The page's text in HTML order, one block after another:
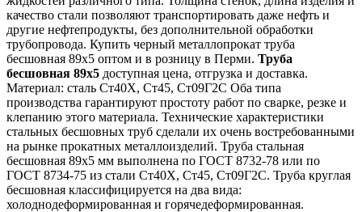
качество стали позволяют транспортировать даже нефть и
другие нефтепродукты, без дополнительной обработки
трубопровода. Купить черный металлопрокат труба
бесшовная 89х5 оптом и в розницу в Перми. Труба
бесшовная 89х5 доступная цена, отгрузка и доставка.
Материал: cталь Ст40Х, Ст45, Ст09Г2С Оба типа
производства гарантируют простоту работ по сварке, резке и
клепанию этого материала. Технические характеристики
стальных бесшовных труб сделали их очень востребованными
на рынке прокатных металлоизделий. Труба стальная
бесшовная 89х5 мм выполнена по ГОСТ 8732-78 или по
ГОСТ 8734-75 из стали Ст40Х, Ст45, Ст09Г2С. Труба круглая
бесшовная классифицируется на два вида:
холоднодеформированная и горячедеформированная.